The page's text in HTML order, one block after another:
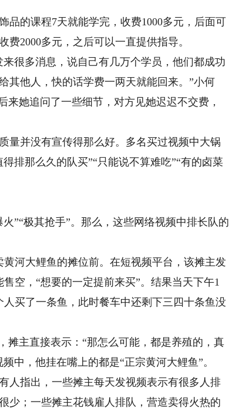
的课程7天就能学完，收费1000多元，后面可
2000多元，之后可以一直提供指导。
多消息，说自己有几万个学员，他们都成功
其他人，快的话学费一两天就能回来。”小何
来她追问了一些细节，对方见她迟迟不交费，
并没有宣传得那么好。多名买过视频中大锅
排那么久的队买”“只能说不算难吃”“有的卤菜
极其抢手”。那么，这些网络视频中排长队的
河大鲤鱼的摊位前。在短视频平台，该摊主发
空，“想要的一定提前来买”。结果当天下午1
买了一条鱼，此时餐车中还剩下三四十条鱼没
主直接表示：“那怎么可能，都是养殖的，真
中，他挂在嘴上的都是“正宗黄河大鲤鱼”。
指出，一些摊主每天发视频表示有很多人排
少；一些摊主花钱雇人排队，营造卖得火热的